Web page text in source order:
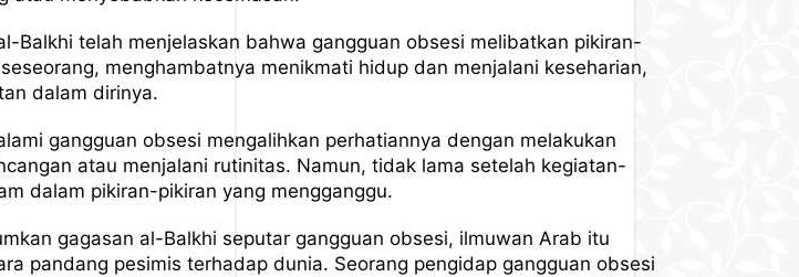
Balkhi telah menjelaskan bahwa gangguan obsesi melibatkan pikiran-
menghambatnya menikmati hidup dan menjalani keseharian,
dalam dirinya.
gangguan obsesi mengalihkan perhatiannya dengan melakukan
atau menjalani rutinitas. Namun, tidak lama setelah kegiatan-
dalam pikiran-pikiran yang mengganggu.
gagasan al-Balkhi seputar gangguan obsesi, ilmuwan Arab itu
pandang pesimis terhadap dunia. Seorang pengidap gangguan obsesi